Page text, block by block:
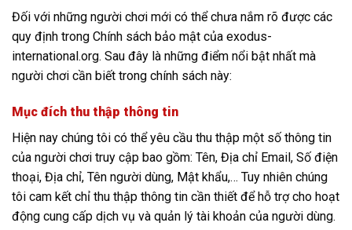
Đối với những người chơi mới có thể chưa nắm rõ được các
quy định trong Chính sách bảo mật của exodus-
international.org. Sau đây là những điểm nổi bật nhất mà
người chơi cần biết trong chính sách này:
Mục đích thu thập thông tin
Hiện nay chúng tôi có thể yêu cầu thu thập một số thông tin
của người chơi truy cập bao gồm: Tên, Địa chỉ Email, Số điện
thoại, Địa chỉ, Tên người dùng, Mật khẩu,… Tuy nhiên chúng
tôi cam kết chỉ thu thập thông tin cần thiết để hỗ trợ cho hoạt
động cung cấp dịch vụ và quản lý tài khoản của người dùng.